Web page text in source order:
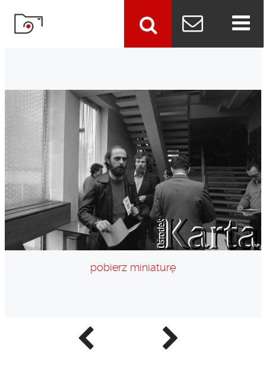
Poprzednie
zdjęcie
Następne
zdjęcie
pobierz miniaturę